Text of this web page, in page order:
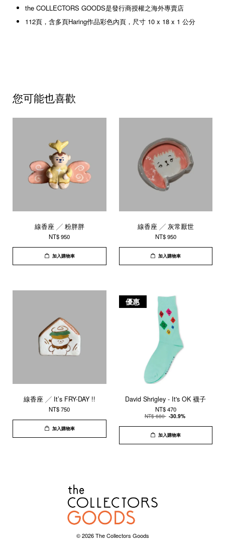
the COLLECTORS GOODS是發行商授權之海外專賣店
112頁，含多頁Haring作品彩色內頁，尺寸 10 x 18 x 1 公分
您可能也喜歡
線香座 ╱ 粉胖胖
NT$ 950
加入購物車
線香座 ╱ 灰常厭世
NT$ 950
加入購物車
線香座 ╱ It’s FRY-DAY !!
NT$ 750
加入購物車
優惠
David Shrigley - It's OK 襪子
NT$ 470
NT$ 680 -30.9%
加入購物車
© 2026 The Collectors Goods